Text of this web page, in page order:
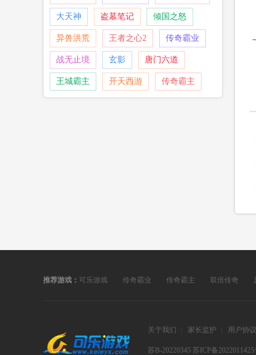
大天神 盗墓笔记 倾国之怒
异兽洪荒 王者之心2 传奇霸业
战无止境 玄影 唐门六道
王城霸主 开天西游 传奇霸主
推荐游戏： 可乐游戏 传奇霸业 传奇霸主 双倍传奇
关于我们 家长监护 用户协议
苏B-20220345 苏ICP备